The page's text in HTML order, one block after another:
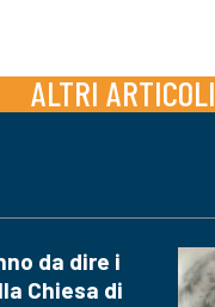
ALTRI ARTICOLI
da dire i
Chiesa di